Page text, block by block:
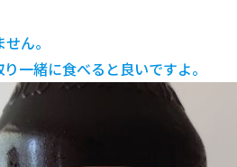
ん。
一緒に食べると良いですよ。